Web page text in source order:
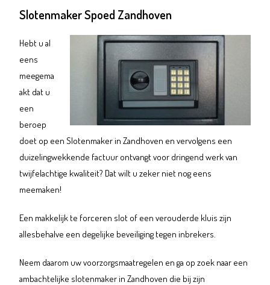
Slotenmaker Spoed Zandhoven
Hebt u al
eens
meegema
akt dat u
een
beroep
doet op een Slotenmaker in Zandhoven en vervolgens een
duizelingwekkende factuur ontvangt voor dringend werk van
twijfelachtige kwaliteit? Dat wilt u zeker niet nog eens
meemaken!
Een makkelijk te forceren slot of een verouderde kluis zijn
allesbehalve een degelijke beveiliging tegen inbrekers.
Neem daarom uw voorzorgsmaatregelen en ga op zoek naar een
ambachtelijke slotenmaker in Zandhoven die bij zijn